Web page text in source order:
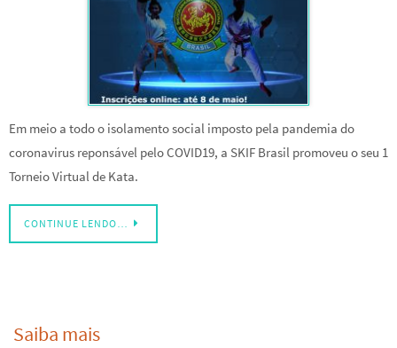
Em meio a todo o isolamento social imposto pela pandemia do
coronavirus reponsável pelo COVID19, a SKIF Brasil promoveu o seu 1
Torneio Virtual de Kata.
CONTINUE LENDO…
Saiba mais